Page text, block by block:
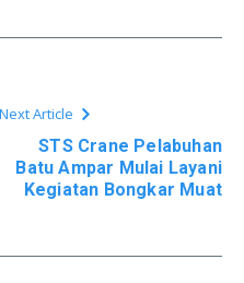
Next Article
STS Crane Pelabuhan
Batu Ampar Mulai Layani
Kegiatan Bongkar Muat